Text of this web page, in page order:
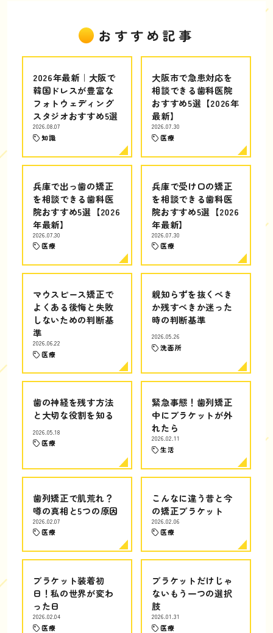
おすすめ記事
2026年最新｜大阪で
韓国ドレスが豊富な
フォトウェディング
スタジオおすすめ5選
2026.08.07
知識
大阪市で急患対応を
相談できる歯科医院
おすすめ5選【2026年
最新】
2026.07.30
医療
兵庫で出っ歯の矯正
を相談できる歯科医
院おすすめ5選【2026
年最新】
2026.07.30
医療
兵庫で受け口の矯正
を相談できる歯科医
院おすすめ5選【2026
年最新】
2026.07.30
医療
マウスピース矯正で
よくある後悔と失敗
しないための判断基
準
2026.06.22
医療
親知らずを抜くべき
か残すべきか迷った
時の判断基準
2026.05.26
洗面所
歯の神経を残す方法
と大切な役割を知る
2026.05.18
医療
緊急事態！歯列矯正
中にブラケットが外
れたら
2026.02.11
生活
歯列矯正で肌荒れ？
噂の真相と5つの原因
2026.02.07
医療
こんなに違う昔と今
の矯正ブラケット
2026.02.06
医療
ブラケット装着初
日！私の世界が変わ
った日
2026.02.04
医療
ブラケットだけじゃ
ないもう一つの選択
肢
2026.01.31
医療